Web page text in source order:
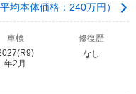
均本体価格：240万円）
車検
年2月
修復歴
なし